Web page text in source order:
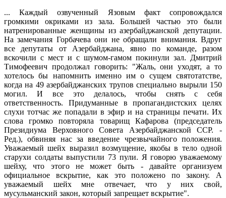
... Каждый озвученный Язовым факт сопровождался
громкими окриками из зала. Большей частью это были
натренированные женщины из азербайджанской депутации.
На замечания Горбачева они не обращали внимания. Вдруг
все депутаты от Азербайджана, явно по команде, разом
вскочили с мест и с шумом-гамом покинули зал. Дмитрий
Тимофеевич продолжал говорить: "Жаль, они уходят, а то
хотелось бы напомнить именно им о сущем святотатстве,
когда на 49 азербайджанских трупов специально вырыли 150
могил. И все это делалось, чтобы снять с себя
ответственность. Придуманные в пропагандистских целях
слухи тотчас же попадали в эфир и на страницы печати. Их
слова громко повторяла товарищ Кафарова (председатель
Президиума Верховного Совета Азербайджанской ССР. -
Ред.), обвиняя нас за введение чрезвычайного положения.
Уважаемый шейх выразил возмущение, якобы в тело одной
старухи солдаты выпустили 73 пули. Я говорю уважаемому
шейху, что этого не может быть - давайте организуем
официальное вскрытие, как это положено по закону. А
уважаемый шейх мне отвечает, что у них свой,
мусульманский закон, который запрещает вскрытие".